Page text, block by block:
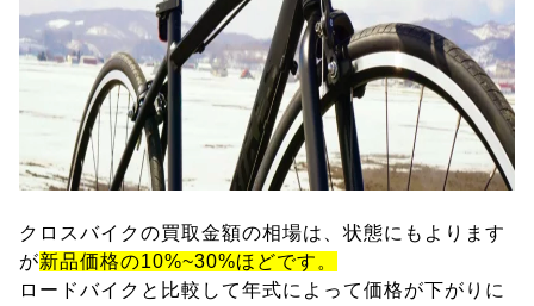
クロスバイクの買取金額の相場は、状態にもよります
が新品価格の10%~30%ほどです。
ロードバイクと比較して年式によって価格が下がりに